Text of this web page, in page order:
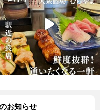
お知らせ